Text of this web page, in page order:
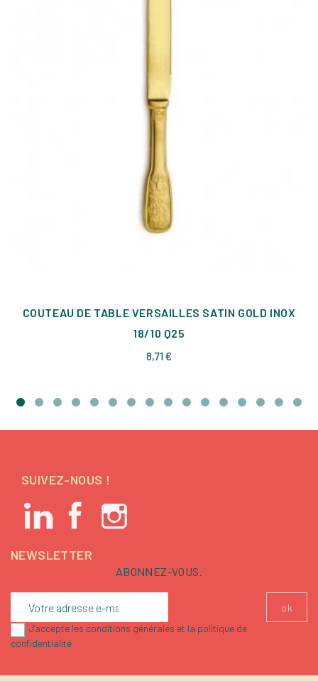
COUTEAU DE TABLE VERSAILLES SATIN GOLD INOX
18/10 Q25
8,71 €
SUIVEZ-NOUS !
NEWSLETTER
ABONNEZ-VOUS.
J'accepte les conditions générales et la politique de
confidentialité